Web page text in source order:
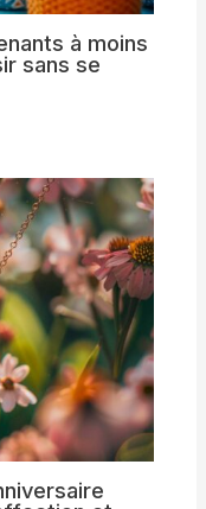
à moins
sans se